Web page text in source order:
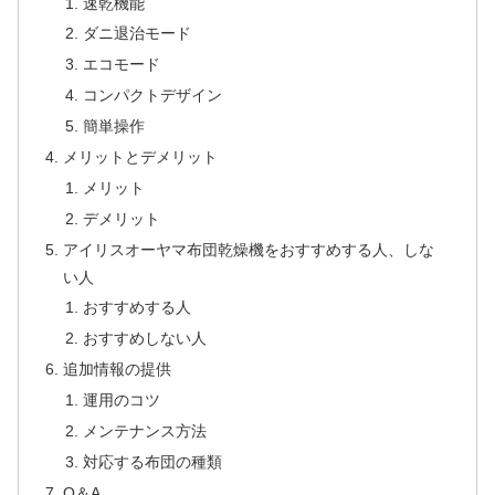
ダニ退治モード
エコモード
コンパクトデザイン
簡単操作
メリットとデメリット
メリット
デメリット
アイリスオーヤマ布団乾燥機をおすすめする人、しな
い人
おすすめする人
おすすめしない人
追加情報の提供
運用のコツ
メンテナンス方法
対応する布団の種類